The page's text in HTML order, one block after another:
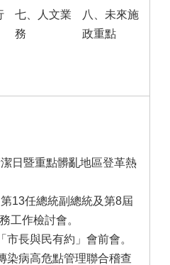
七、人文業
務
八、未來施
政重點
日暨重點髒亂地區登革熱
13任總統副總統及第8屆
工作檢討會。
市長與民有約」會前會。
染病高危點管理聯合稽查